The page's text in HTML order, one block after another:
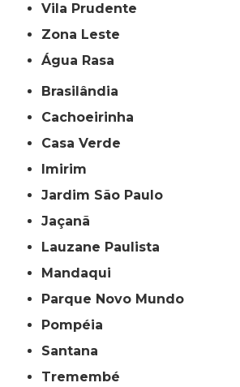
Vila Prudente
Zona Leste
Água Rasa
Brasilândia
Cachoeirinha
Casa Verde
Imirim
Jardim São Paulo
Jaçanã
Lauzane Paulista
Mandaqui
Parque Novo Mundo
Pompéia
Santana
Tremembé